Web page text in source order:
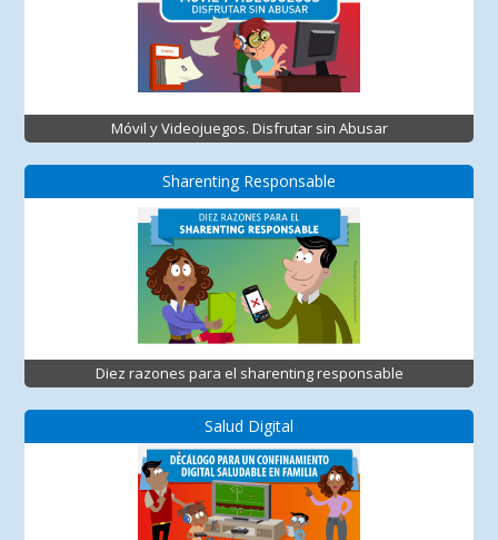
Móvil y Videojuegos. Disfrutar sin Abusar
Sharenting Responsable
Diez razones para el sharenting responsable
Salud Digital